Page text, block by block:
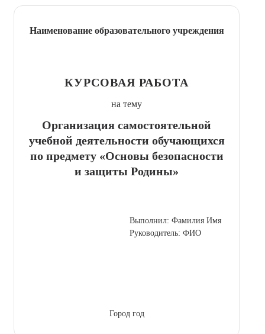
Наименование образовательного учреждения
КУРСОВАЯ РАБОТА
на тему
Организация самостоятельной
учебной деятельности обучающихся
по предмету «Основы безопасности
и защиты Родины»
Выполнил: Фамилия Имя
Руководитель: ФИО
Город год